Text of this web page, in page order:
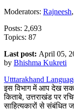
Moderators: Rajneesh,
Posts: 2,693
Topics: 87
Last post: April 05,
by Bhishma Kukreti
Utttarakhand
इस विभाग में आप देख
किताबे, उत्तराखंड पर
साहित्यकारों से संबंधित